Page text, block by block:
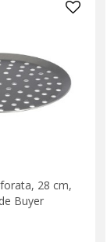
28 cm,
Buyer